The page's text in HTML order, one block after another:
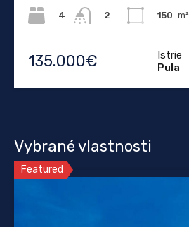
4 2 150 m²
135.000€
Istrie
Pula
Vybrané vlastnosti
Featured